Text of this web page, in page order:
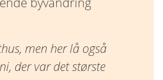
men her lå også
der var det største